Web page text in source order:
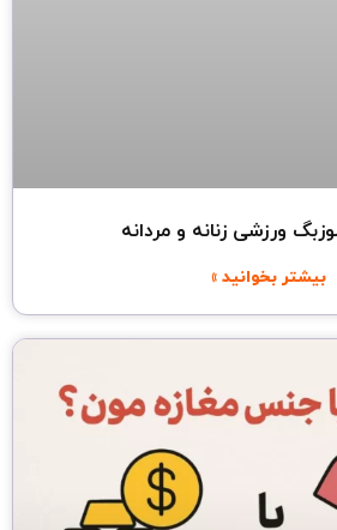
ورزشی زنانه و مردانه
بیشتر بخوانید »